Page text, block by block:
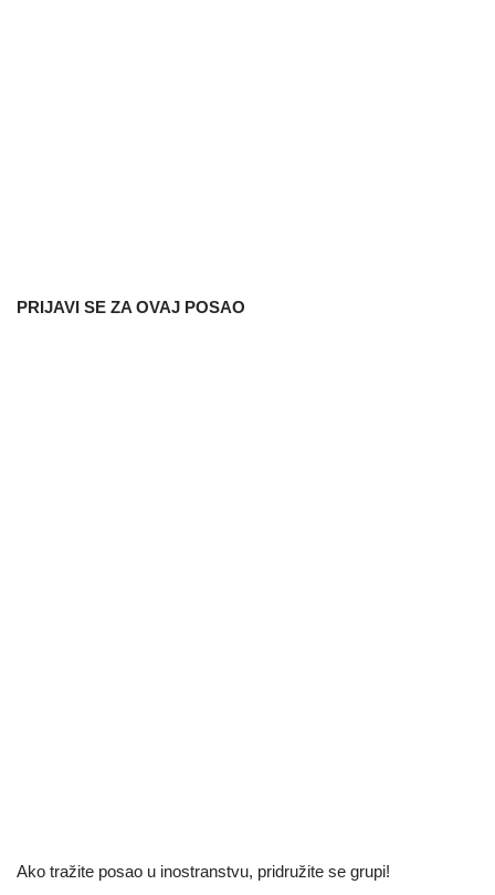
PRIJAVI SE ZA OVAJ POSAO
Ako tražite posao u inostranstvu, pridružite se grupi!